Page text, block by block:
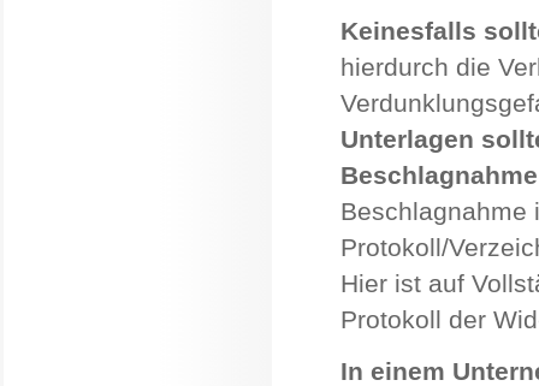
Keinesfalls
hierdurch die
Unterlagen
Beschlagnahme
Protokoll/
Hier ist auf
Protokoll der
In einem